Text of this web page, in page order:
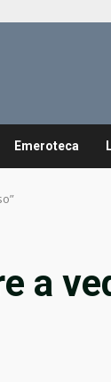
Emeroteca
a